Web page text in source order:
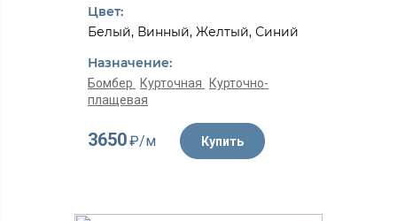
Цвет:
Белый, Винный, Желтый, Синий
Назначение:
Бомбер Курточная
Курточно-
плащевая
3650₽/м Купить